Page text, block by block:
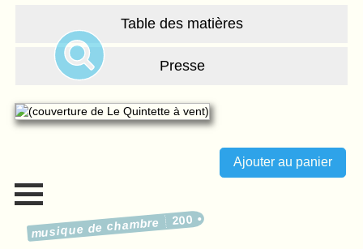
Table des matières
Presse
musique de chambre 200